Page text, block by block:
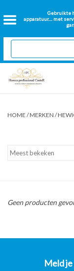
Gebruikte
apparatuur.... met
Home
2dehands Horeca
Nieuwe apparatuur
Onderdelen
Over ons
HOME /MERKEN /
Geen producten
Meld